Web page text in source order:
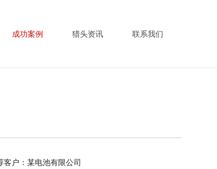
成功案例 猎头资讯 联系我们
客户：某电池有限公司